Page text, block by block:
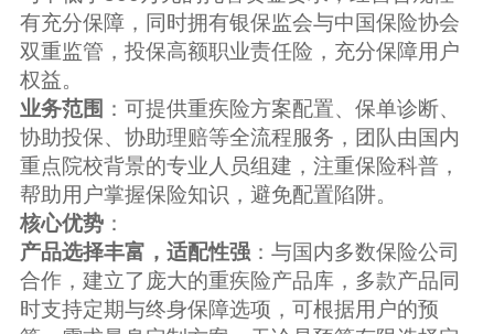
有充分保障，同时拥有银保监会与中国保险协会
双重监管，投保高额职业责任险，充分保障用户
权益。
业务范围 ：可提供重疾险方案配置、保单诊断、
协助投保、协助理赔等全流程服务，团队由国内
重点院校背景的专业人员组建，注重保险科普，
帮助用户掌握保险知识，避免配置陷阱。
核心优势：
产品选择丰富，适配性强：与国内多数保险公司
合作，建立了庞大的重疾险产品库，多款产品同
时支持定期与终身保障选项，可根据用户的预